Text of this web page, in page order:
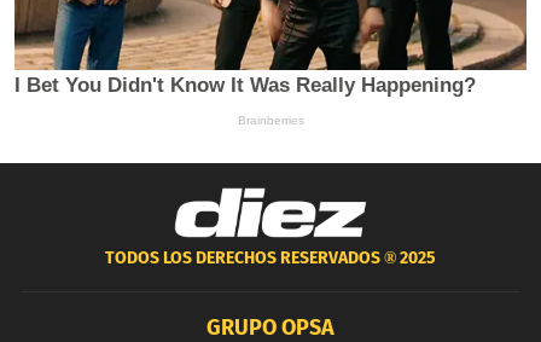
TODOS LOS DERECHOS RESERVADOS ®2025
GRUPO OPSA